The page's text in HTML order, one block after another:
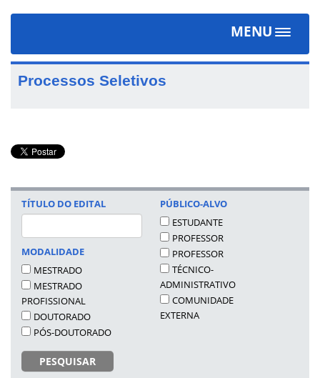
MENU
Toggle
Processos Seletivos
TÍTULO DO EDITAL
MODALIDADE
MESTRADO
MESTRADO
PROFISSIONAL
DOUTORADO
PÓS-DOUTORADO
PESQUISAR
PÚBLICO-ALVO
ESTUDANTE
PROFESSOR
PROFESSOR
TÉCNICO-
ADMINISTRATIVO
COMUNIDADE
EXTERNA